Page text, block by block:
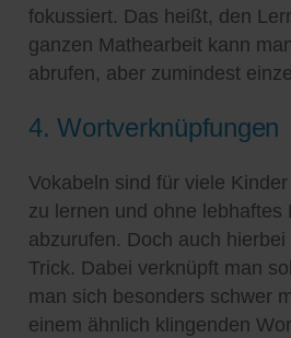
fokussiert. Das heißt, den
ganzen Mathearbeit kann
abrufen, aber zumindest
4. Wortverknüpfungen
Vokabeln sind für viele
zu lernen und ohne lebhaftes
abzurufen. Doch auch
Trick. Dabei verknüpft man
man sich besonders schwer
einem ähnlich klingenden